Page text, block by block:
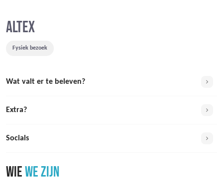
ALTEX
Fysiek bezoek
Wat valt er te beleven?
Extra?
Socials
WIEWE ZIJN